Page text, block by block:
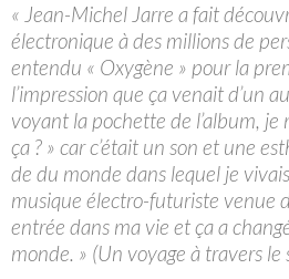
« Jean-Michel Jarre a fait
électronique à des millions de
entendu « Oxygène » pour la
l’impression que ça venait d’un
voyant la pochette de l’album, je
ça ? » car c’était un son et une
de du monde dans lequel je
musique électro-futuriste venue
entrée dans ma vie et ça a
monde. » (Un voyage à travers